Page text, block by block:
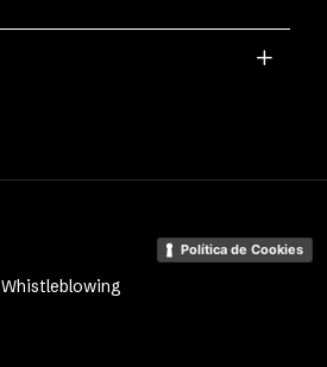
Política de Cookies
Whistleblowing